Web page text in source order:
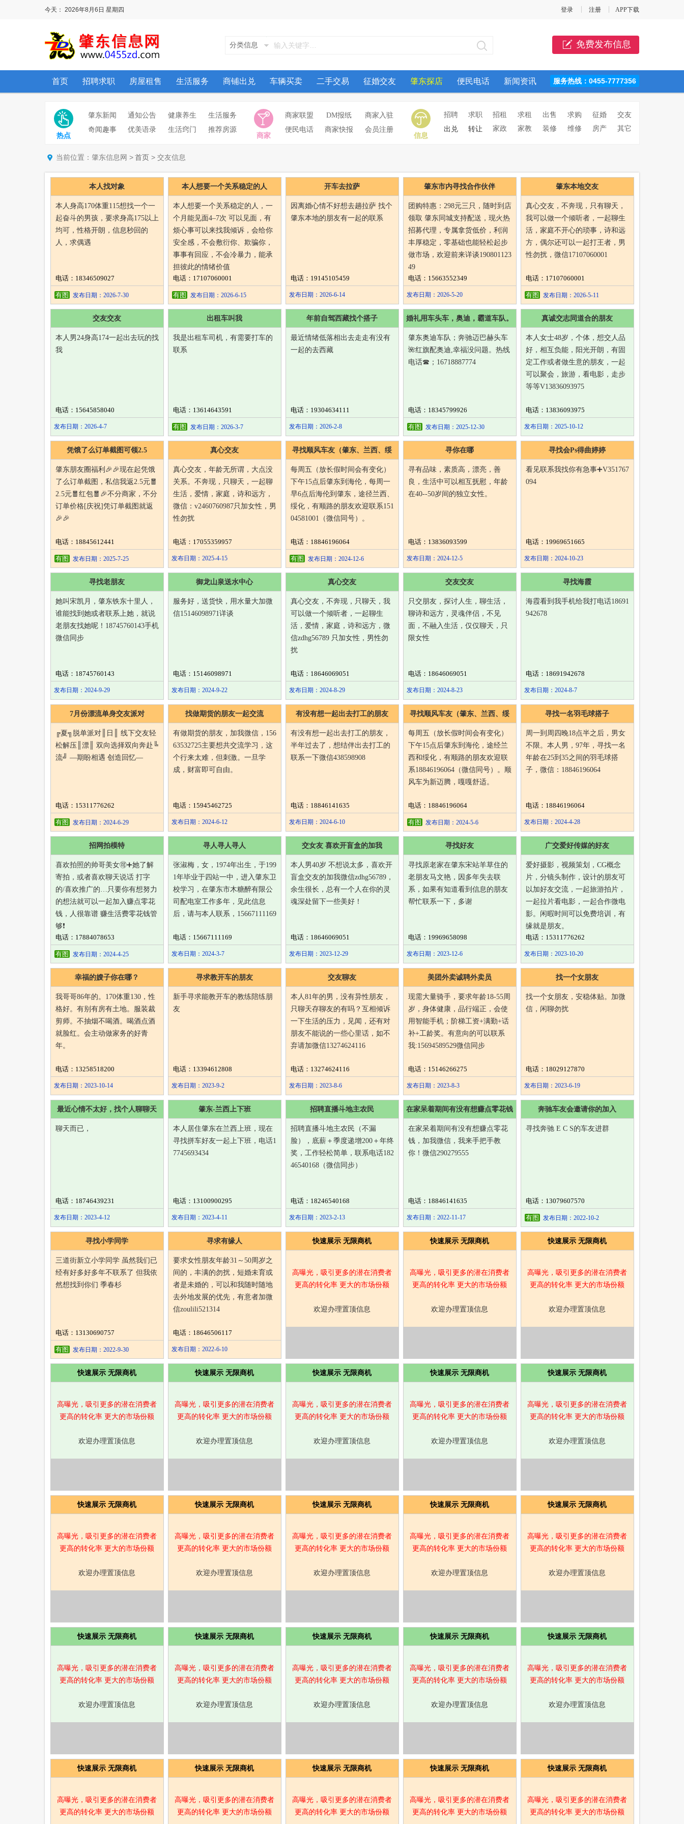
今天： 2026年8月6日 星期四 登录 注册 APP下载
分类信息 免费发布信息
首页 招聘求职 房屋租售 生活服务 商铺出兑 车辆买卖 二手交易 征婚交友 肇东探店 便民电话 新闻资讯 服务热线：0455-7777356
肇东新闻 通知公告 健康养生
生活服务
奇闻趣事
优美语录 生活窍门 推荐房源
商家联盟 DM报纸
商家入驻
便民电话
商家快报 会员注册
招聘 求职 招租 求租 出售 求购 征婚
交友
出兑
转让 家政 家教 装修 维修 房产 其它
热点 商家 信息
当前位置：肇东信息网 > 首页 > 交友信息
本人找对象
本人身高170体重115想找一个一
起奋斗的男孩，要求身高175以上
均可，性格开朗，信息秒回的
人，求偶遇
电话：18346509027
有图 发布日期：2026-7-30
本人想要一个关系稳定的人
本人想要一个关系稳定的人，一
个月能见面4–7次 可以见面，有
烦心事可以来找我倾诉，会给你
安全感，不会敷衍你、欺骗你，
事事有回应，不会冷暴力，能承
担彼此的情绪价值
电话：17107060001
有图 发布日期：2026-6-15
开车去拉萨
因离婚心情不好想去趟拉萨 找个
肇东本地的朋友有一起的联系
电话：19145105459
发布日期：2026-6-14
肇东市内寻找合作伙伴
团购特惠：298元三只，随时到店
领取 肇东同城支持配送，现火热
招募代理，专属拿货低价，利润
丰厚稳定，零基础也能轻松起步
做市场，欢迎前来详谈190801123
49
电话：15663552349
发布日期：2026-5-20
肇东本地交友
真心交友，不奔现，只有聊天，
我可以做一个倾听者，一起聊生
活，家庭不开心的琐事，诗和远
方，偶尔还可以一起打王者，男
性勿扰，微信17107060001
电话：17107060001
有图 发布日期：2026-5-11
交友交友
本人男24身高174一起出去玩的找
我
电话：15645858040
发布日期：2026-4-7
出租车叫我
我是出租车司机，有需要打车的
联系
电话：13614643591
有图 发布日期：2026-3-7
年前自驾西藏找个搭子
最近情绪低落相出去走走有没有
一起的去西藏
电话：19304634111
发布日期：2026-2-8
婚礼用车头车，奥迪，霸道车队。
肇东奥迪车队； ​奔驰迈巴赫头车
🌺 ​红旗配奥迪,幸福没问题。 ​热线
电话☎；16718887774
电话：18345799926
有图 发布日期：2025-12-30
真诚交志同道合的朋友
本人女士48岁，个体，想交人品
好，相互负能，阳光开朗，有固
定工作或者做生意的朋友，一起
可以聚会，旅游，看电影，走步
等等V13836093975
电话：13836093975
发布日期：2025-10-12
凭饿了么订单截图可领2.5
肇东朋友圈福利🎉🎉现在起凭饿
了么订单截图，私信我返2.5元🧧
2.5元🧧红包🧧🎉不分商家，不分
订单价格[庆祝]凭订单截图就返
🎉🎉
电话：18845612441
有图 发布日期：2025-7-25
真心交友
真心交友，年龄无所谓，大点没
关系。不奔现，只聊天，一起聊
生活，爱情，家庭，诗和远方，
微信：v2460760987只加女性，男
性勿扰
电话：17055359957
发布日期：2025-4-15
寻找顺风车友（肇东、兰西、绥
化、海伦）
每周五（放长假时间会有变化）
下午15点后肇东到海伦，每周一
早6点后海伦到肇东，途径兰西、
绥化，有顺路的朋友欢迎联系151
04581001（微信同号）。
电话：18846196064
有图 发布日期：2024-12-6
寻你在哪
寻有品味，素质高，漂亮，善
良，生活中可以相互抚慰，年龄
在40--50岁间的独立女性。
电话：13836093599
发布日期：2024-12-5
寻找会Ps得曲婷婷
看见联系我找你有急事➕V351767
094
电话：19969651665
发布日期：2024-10-23
寻找老朋友
她叫宋凯月，肇东铁东十里人，
谁能找到她或者联系上她，就说
老朋友找她呢！18745760143手机
微信同步
电话：18745760143
发布日期：2024-9-29
御龙山泉送水中心
服务好，送货快，用水量大加微
信15146098971详谈
电话：15146098971
发布日期：2024-9-22
真心交友
真心交友，不奔现，只聊天，我
可以做一个倾听者，一起聊生
活，爱情，家庭，诗和远方，微
信zdhg56789 只加女性，男性勿
扰
电话：18646069051
发布日期：2024-8-29
交友交友
只交朋友，探讨人生，聊生活，
聊诗和远方，灵魂伴侣，不见
面，不融入生活，仅仅聊天，只
限女性
电话：18646069051
发布日期：2024-8-23
寻找海霞
海霞看到我手机给我打电话18691
942678
电话：18691942678
发布日期：2024-8-7
7月份漂流单身交友派对
╔夏╗脱单派对║日║ 线下交友轻
松解压║漂║ 双向选择双向奔赴╚
流╝ —期盼相遇 创造回忆—
电话：15311776262
有图 发布日期：2024-6-29
找做期货的朋友一起交流
有做期货的朋友，加我微信，156
63532725主要想共交流学习，这
个行来太难，但刺激。一旦学
成，财富即可自由。
电话：15945462725
发布日期：2024-6-12
有没有想一起出去打工的朋友
有没有想一起出去打工的朋友，
半年过去了，想结伴出去打工的
联系一下微信438598908
电话：18846141635
发布日期：2024-6-10
寻找顺风车友（肇东、兰西、绥
化、海伦）
每周五（放长假时间会有变化）
下午15点后肇东到海伦，途经兰
西和绥化，有顺路的朋友欢迎联
系18846196064（微信同号）。顺
风车为新迈腾，嘎嘎舒适。
电话：18846196064
有图 发布日期：2024-5-6
寻找一名羽毛球搭子
周一到周四晚18点半之后，男女
不限。本人男，97年，寻找一名
年龄在25到35之间的羽毛球搭
子，微信：18846196064
电话：18846196064
发布日期：2024-4-28
招网拍模特
喜欢拍照的帅哥美女🉑️➕她了解
寄拍，或者喜欢聊天说话 打字
的/喜欢推广的…只要你有想努力
的想法就可以一起加入赚点零花
钱，人很靠谱 赚生活费零花钱管
够❗️
电话：17884078653
有图 发布日期：2024-4-25
寻人寻人寻人
张淑梅，女，1974年出生，于199
1年毕业于四站一中，进入肇东卫
校学习，在肇东市木糖醉有限公
司配电室工作多年，见此信息
后，请与本人联系，15667111169
电话：15667111169
发布日期：2024-3-7
交女友 喜欢开盲盒的加我
本人男40岁 不想说太多，喜欢开
盲盒交友的加我微信zdhg56789，
余生很长，总有一个人在你的灵
魂深处留下一些美好！
电话：18646069051
发布日期：2023-12-29
寻找好友
寻找原老家在肇东宋站羊草住的
老朋友马文艳，因多年失去联
系，如果有知道看到信息的朋友
帮忙联系一下，多谢
电话：19969658098
发布日期：2023-12-6
广交爱好传媒的好友
爱好摄影，视频策划，CG概念
片，分镜头制作，设计的朋友可
以加好友交流，一起旅游拍片，
一起拉片看电影，一起合作微电
影。闲暇时间可以免费培训，有
缘就是朋友。
电话：15311776262
发布日期：2023-10-20
幸福的嫂子你在哪？
我哥哥86年的。170体重130，性
格好。有别有房有土地。服装裁
剪师。不抽烟不喝酒。喝酒点酒
就脸红。会主动做家务的好青
年。
电话：13258518200
发布日期：2023-10-14
寻求教开车的朋友
新手寻求能教开车的教练陪练朋
友
电话：13394612808
发布日期：2023-9-2
交友聊友
本人81年的男，没有异性朋友，
只聊天存聊友的有吗？互相倾诉
一下生活的压力，见闻，还有对
朋友不能说的一些心里话，如不
弃请加微信13274624116
电话：13274624116
发布日期：2023-8-6
美团外卖诚聘外卖员
现需大量骑手，要求年龄18-55周
岁，身体健康，品行端正，会使
用智能手机；阶梯工资+满勤+话
补+工龄奖。有意向的可以联系
我:15694589529微信同步
电话：15146266275
发布日期：2023-8-3
找一个女朋友
找一个女朋友，安稳体贴。加微
信，闲聊勿扰
电话：18029127870
发布日期：2023-6-19
最近心情不太好，找个人聊聊天
聊天而已，
电话：18746439231
发布日期：2023-4-12
肇东-兰西上下班
本人居住肇东在兰西上班，现在
寻找拼车好友一起上下班，电话1
7745693434
电话：13100900295
发布日期：2023-4-11
招聘直播斗地主农民
招聘直播斗地主农民（不漏
脸），底薪＋季度递增200＋年终
奖，工作轻松简单，联系电话182
46540168（微信同步）
电话：18246540168
发布日期：2023-2-13
在家呆着期间有没有想赚点零花钱
在家呆着期间有没有想赚点零花
钱，加我微信，我来手把手教
你！微信290279555
电话：18846141635
发布日期：2022-11-17
奔驰车友会邀请你的加入
寻找奔驰 E C S的车友进群
电话：13079607570
有图 发布日期：2022-10-2
寻找小学同学
三道街新立小学同学 虽然我们已
经有好多好多年不联系了 但我依
然想找到你们 季春杉
电话：13130690757
有图 发布日期：2022-9-30
寻求有缘人
要求女性朋友年龄31～50周岁之
间的，丰满的勿扰，短婚未育或
者是未婚的，可以和我随时随地
去外地发展的优先，有意者加微
信zoulili521314
电话：18646506117
发布日期：2022-6-10
快速展示 无限商机
高曝光，吸引更多的潜在消费者
更高的转化率 更大的市场份额
欢迎办理置顶信息
快速展示 无限商机
高曝光，吸引更多的潜在消费者
更高的转化率 更大的市场份额
欢迎办理置顶信息
快速展示 无限商机
高曝光，吸引更多的潜在消费者
更高的转化率 更大的市场份额
欢迎办理置顶信息
快速展示 无限商机
高曝光，吸引更多的潜在消费者
更高的转化率 更大的市场份额
欢迎办理置顶信息
快速展示 无限商机
高曝光，吸引更多的潜在消费者
更高的转化率 更大的市场份额
欢迎办理置顶信息
快速展示 无限商机
高曝光，吸引更多的潜在消费者
更高的转化率 更大的市场份额
欢迎办理置顶信息
快速展示 无限商机
高曝光，吸引更多的潜在消费者
更高的转化率 更大的市场份额
欢迎办理置顶信息
快速展示 无限商机
高曝光，吸引更多的潜在消费者
更高的转化率 更大的市场份额
欢迎办理置顶信息
快速展示 无限商机
高曝光，吸引更多的潜在消费者
更高的转化率 更大的市场份额
欢迎办理置顶信息
快速展示 无限商机
高曝光，吸引更多的潜在消费者
更高的转化率 更大的市场份额
欢迎办理置顶信息
快速展示 无限商机
高曝光，吸引更多的潜在消费者
更高的转化率 更大的市场份额
欢迎办理置顶信息
快速展示 无限商机
高曝光，吸引更多的潜在消费者
更高的转化率 更大的市场份额
欢迎办理置顶信息
快速展示 无限商机
高曝光，吸引更多的潜在消费者
更高的转化率 更大的市场份额
欢迎办理置顶信息
快速展示 无限商机
高曝光，吸引更多的潜在消费者
更高的转化率 更大的市场份额
欢迎办理置顶信息
快速展示 无限商机
高曝光，吸引更多的潜在消费者
更高的转化率 更大的市场份额
欢迎办理置顶信息
快速展示 无限商机
高曝光，吸引更多的潜在消费者
更高的转化率 更大的市场份额
欢迎办理置顶信息
快速展示 无限商机
高曝光，吸引更多的潜在消费者
更高的转化率 更大的市场份额
欢迎办理置顶信息
快速展示 无限商机
高曝光，吸引更多的潜在消费者
更高的转化率 更大的市场份额
欢迎办理置顶信息
快速展示 无限商机
高曝光，吸引更多的潜在消费者
更高的转化率 更大的市场份额
快速展示 无限商机
高曝光，吸引更多的潜在消费者
更高的转化率 更大的市场份额
快速展示 无限商机
高曝光，吸引更多的潜在消费者
更高的转化率 更大的市场份额
快速展示 无限商机
高曝光，吸引更多的潜在消费者
更高的转化率 更大的市场份额
快速展示 无限商机
高曝光，吸引更多的潜在消费者
更高的转化率 更大的市场份额